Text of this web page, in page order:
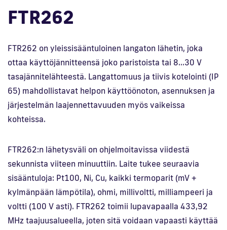
FTR262
FTR262 on yleissisääntuloinen langaton lähetin, joka
ottaa käyttöjännitteensä joko paristoista tai 8…30 V
tasajännitelähteestä. Langattomuus ja tiivis kotelointi (IP
65) mahdollistavat helpon käyttöönoton, asennuksen ja
järjestelmän laajennettavuuden myös vaikeissa
kohteissa.
FTR262:n lähetysväli on ohjelmoitavissa viidestä
sekunnista viiteen minuuttiin. Laite tukee seuraavia
sisääntuloja: Pt100, Ni, Cu, kaikki termoparit (mV +
kylmänpään lämpötila), ohmi, millivoltti, milliampeeri ja
voltti (100 V asti). FTR262 toimii lupavapaalla 433,92
MHz taajuusalueella, joten sitä voidaan vapaasti käyttää